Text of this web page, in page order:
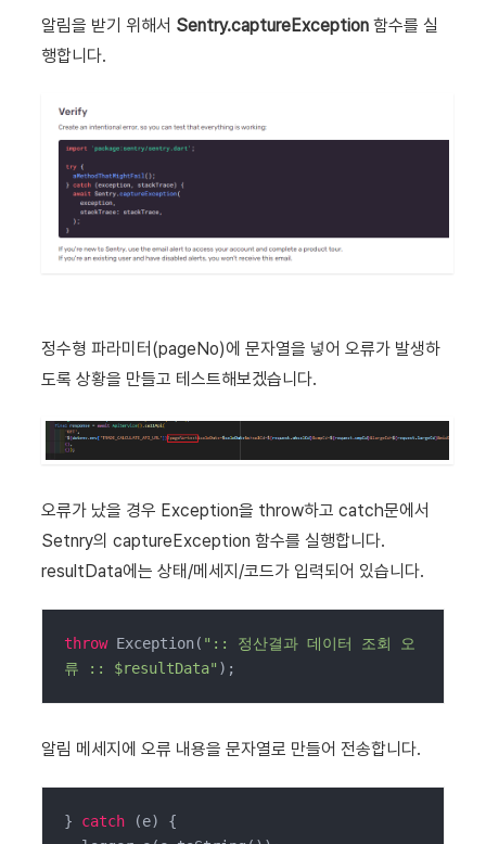
알림을 받기 위해서 Sentry.captureException 함수를 실
행합니다.
정수형 파라미터(pageNo)에 문자열을 넣어 오류가 발생하
도록 상황을 만들고 테스트해보겠습니다.
오류가 났을 경우 Exception을 throw하고 catch문에서
Setnry의 captureException 함수를 실행합니다.
resultData에는 상태/메세지/코드가 입력되어 있습니다.
throw Exception( ":: 정산결과 데이터 조회 오
류 :: $resultData" );
알림 메세지에 오류 내용을 문자열로 만들어 전송합니다.
} catch (e) {